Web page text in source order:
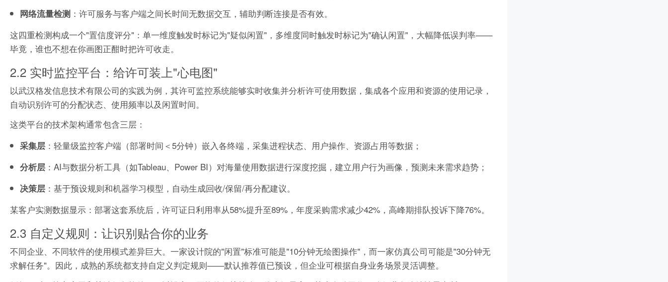
网络流量检测 ：许可服务与客户端之间长时间无数据交互，辅助判断连接是否有效。
这四重检测构成一个"置信度评分"：单一维度触发时标记为"疑似闲置"，多维度同时触发时标记为"确认闲置"，大幅降低误判率——
毕竟，谁也不想在你画图正酣时把许可收走。
2.2 实时监控平台：给许可装上"心电图"
以武汉格发信息技术有限公司的实践为例，其许可监控系统能够实时收集并分析许可使用数据，集成各个应用和资源的使用记录，
自动识别许可的分配状态、使用频率以及闲置时间。
这类平台的技术架构通常包含三层：
采集层 ：轻量级监控客户端（部署时间＜5分钟）嵌入各终端，采集进程状态、用户操作、资源占用等数据；
分析层 ：AI与数据分析工具（如Tableau、Power BI）对海量使用数据进行深度挖掘，建立用户行为画像，预测未来需求趋势；
决策层 ：基于预设规则和机器学习模型，自动生成回收/保留/再分配建议。
某客户实测数据显示：部署这套系统后，许可证日利用率从58%提升至89%，年度采购需求减少42%，高峰期排队投诉下降76%。
2.3 自定义规则：让识别贴合你的业务
不同企业、不同软件的使用模式差异巨大。一家设计院的"闲置"标准可能是"10分钟无绘图操作"，而一家仿真公司可能是"30分钟无
求解任务"。因此，成熟的系统都支持自定义判定规则——默认推荐值已预设，但企业可根据自身业务场景灵活调整。